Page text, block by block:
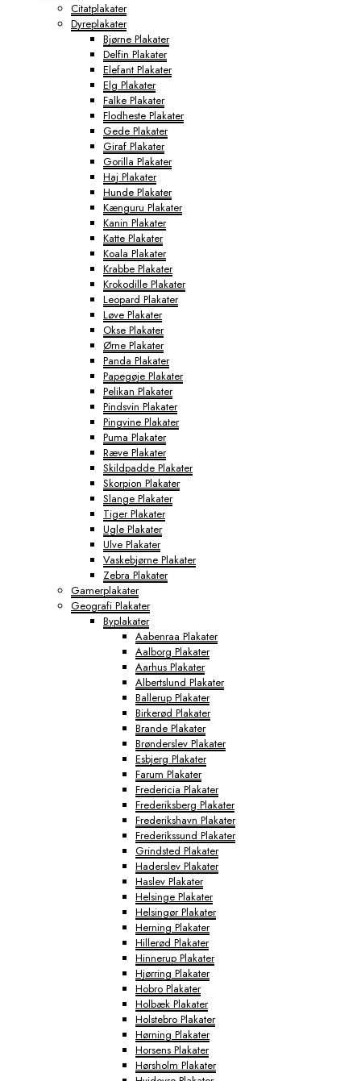
Citatplakater
Dyreplakater
Bjørne Plakater
Delfin Plakater
Elefant Plakater
Elg Plakater
Falke Plakater
Flodheste Plakater
Gede Plakater
Giraf Plakater
Gorilla Plakater
Haj Plakater
Hunde Plakater
Kænguru Plakater
Kanin Plakater
Katte Plakater
Koala Plakater
Krabbe Plakater
Krokodille Plakater
Leopard Plakater
Løve Plakater
Okse Plakater
Ørne Plakater
Panda Plakater
Papegøje Plakater
Pelikan Plakater
Pindsvin Plakater
Pingvine Plakater
Puma Plakater
Ræve Plakater
Skildpadde Plakater
Skorpion Plakater
Slange Plakater
Tiger Plakater
Ugle Plakater
Ulve Plakater
Vaskebjørne Plakater
Zebra Plakater
Gamerplakater
Geografi Plakater
Byplakater
Aabenraa Plakater
Aalborg Plakater
Aarhus Plakater
Albertslund Plakater
Ballerup Plakater
Birkerød Plakater
Brande Plakater
Brønderslev Plakater
Esbjerg Plakater
Farum Plakater
Fredericia Plakater
Frederiksberg Plakater
Frederikshavn Plakater
Frederikssund Plakater
Grindsted Plakater
Haderslev Plakater
Haslev Plakater
Helsinge Plakater
Helsingør Plakater
Herning Plakater
Hillerød Plakater
Hinnerup Plakater
Hjørring Plakater
Hobro Plakater
Holbæk Plakater
Holstebro Plakater
Hørning Plakater
Horsens Plakater
Hørsholm Plakater